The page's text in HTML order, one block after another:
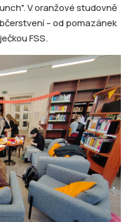
V oranžové studovně
– od pomazánek
FSS.